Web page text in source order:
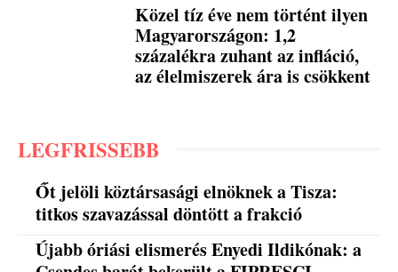
Közel tíz éve nem történt ilyen
Magyarországon: 1,2
százalékra zuhant az infláció,
az élelmiszerek ára is csökkent
LEGFRISSEBB
Őt jelöli köztársasági elnöknek a Tisza:
titkos szavazással döntött a frakció
Újabb óriási elismerés Enyedi Ildikónak: a